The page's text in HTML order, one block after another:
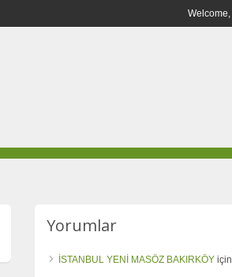
Welcome,
Yorumlar
İSTANBUL YENİ MASÖZ BAKIRKÖY için